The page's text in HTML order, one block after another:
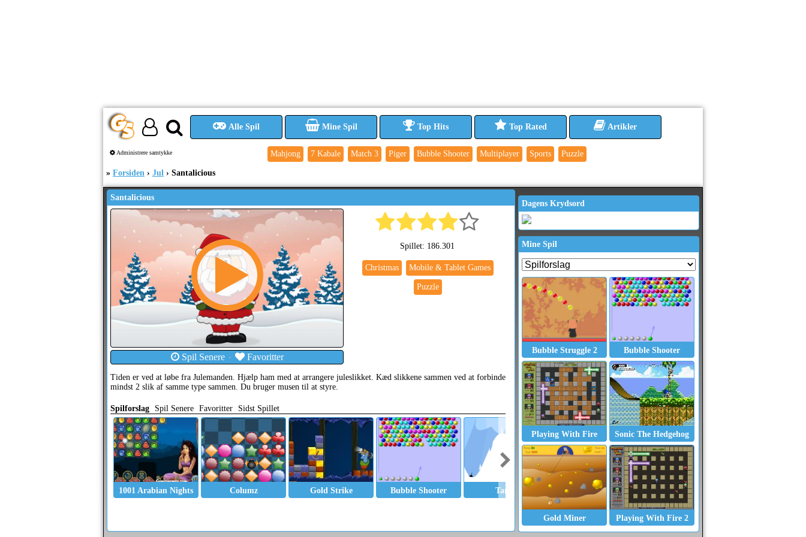
Administrere samtykke
Alle Spil Mine Spil Top Hits Top Rated Artikler
Mahjong 7 Kabale Match 3 Piger Bubble Shooter Multiplayer Sports Puzzle
Forsiden Jul Santalicious
Santalicious
Spil Senere · Favoritter
Spillet: 186.301
Christmas Mobile & Tablet Games
Puzzle
Tiden er ved at løbe fra Julemanden. Hjælp ham med at arrangere juleslikket. Kæd slikkene sammen ved at forbinde
mindst 2 slik af samme type sammen. Du bruger musen til at styre.
Spilforslag Spil Senere Favoritter Sidst Spillet
1001 Arabian Nights Columz Gold Strike Bubble Shooter Tanks Bubblez Gold Miner
Dagens Krydsord
Mine Spil
Bubble Struggle 2 Bubble Shooter
Playing With Fire Sonic The Hedgehog
Gold Miner Playing With Fire 2